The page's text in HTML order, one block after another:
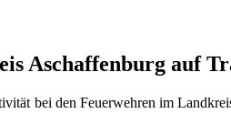
Aschaffenburg auf
bei den Feuerwehren im